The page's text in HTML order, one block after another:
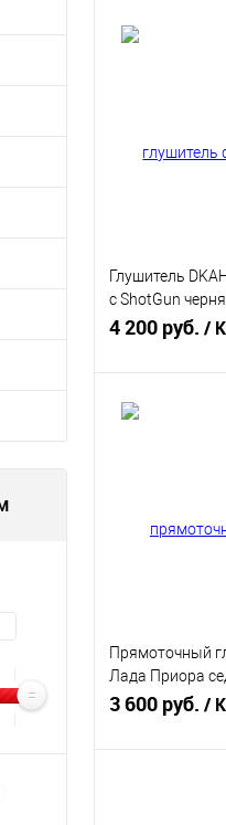
Глушитель
с ShotGun
(ГЛК0009)
4 200 руб. /
Прямоточный
Лада Приора
(ГЛП0027)
3 600 руб. /